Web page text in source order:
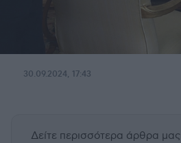
30.09.2024, 17:43
Δείτε περισσότερα άρθρα μας